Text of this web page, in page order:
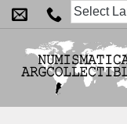
Saltar
al
contenido